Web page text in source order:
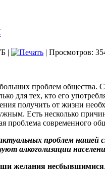
| | Просмотров:
проблем
для тех, кто его
получить от жизни
Есть несколько
современного
проблем
алкоголизации
желания несбывшимися.